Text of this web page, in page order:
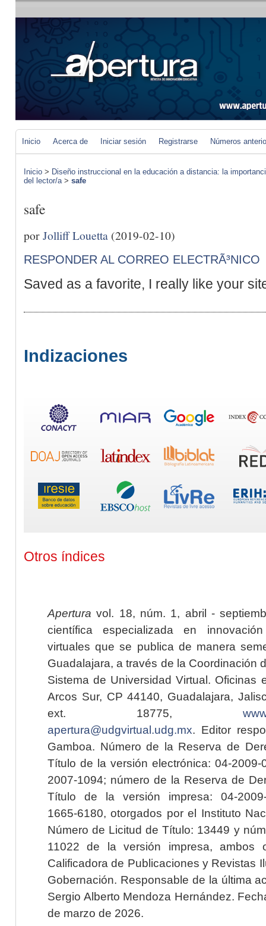
Inicio Acerca de Iniciar sesión Registrarse Números
Inicio > Diseño instruccional en la educación a distancia: la
del lector/a> safe
safe
porJolliff Louetta (2019-02-10)
RESPONDER AL CORREO ELECTRÃ³NICO
Saved as a favorite, I really like your
Indizaciones
Otros índices
Apertura vol. 18, núm. 1, abril -
científica especializada en
virtuales que se publica de manera
Guadalajara, a través de la Coordinación
Sistema de Universidad Virtual. Oficinas
Arcos Sur, CP 44140, Guadalajara,
ext. 18775,
apertura@udgvirtual.udg.mx. Editor
Gamboa. Número de la Reserva de
Título de la versión electrónica: 04-2009-
2007-1094; número de la Reserva de
Título de la versión impresa: 04-2009-
1665-6180, otorgados por el Instituto
Número de Licitud de Título: 13449 y
11022 de la versión impresa, ambos
Calificadora de Publicaciones y Revistas
Gobernación. Responsable de la última
Sergio Alberto Mendoza Hernández.
de marzo de 2026.